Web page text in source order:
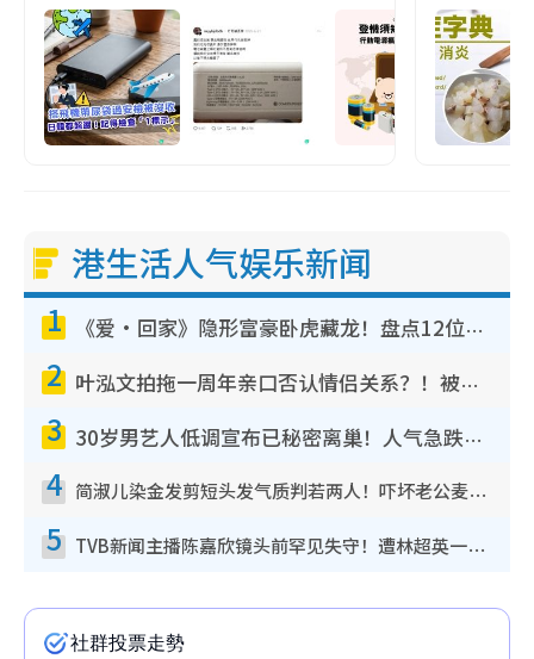
港生活人气娱乐新闻
1 《爱·回家》隐形富豪卧虎藏龙！盘点12位财气逼人的有钱艺人：这位美女3亿身家不愁做
2 叶泓文拍拖一周年亲口否认情侣关系？！被质疑感情造假竟称GM“普通同事”
3 30岁男艺人低调宣布已秘密离巢！人气急跌变失踪人口：“这几年过得并不容易”
4 简淑儿染金发剪短头发气质判若两人！吓坏老公麦大力都认不出：“你做什么？”
5 TVB新闻主播陈嘉欣镜头前罕见失守！遭林超英一句话突袭吓坏当场大笑